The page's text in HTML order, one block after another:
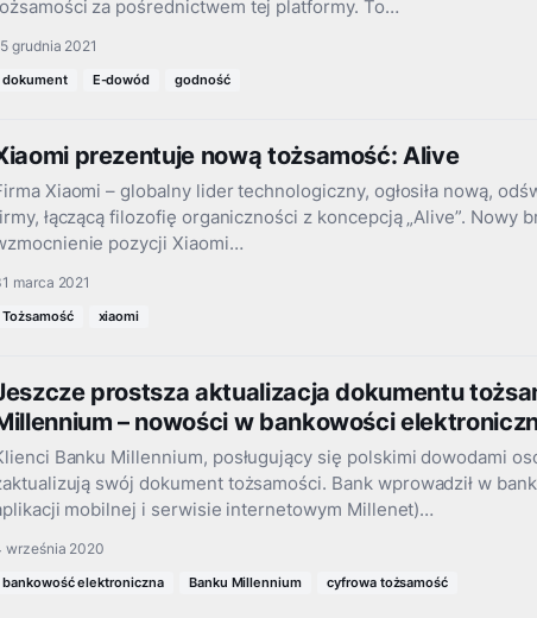
za pośrednictwem tej platformy. To…
grudnia 2021
dokument E-dowód godność
prezentuje nową tożsamość: Alive
Xiaomi – globalny lider technologiczny, ogłosiła nową,
łączącą filozofię organiczności z koncepcją „Alive”. Nowy
pozycji Xiaomi…
marca 2021
Tożsamość xiaomi
prostsza aktualizacja dokumentu
– nowości w bankowości
Banku Millennium, posługujący się polskimi dowodami
swój dokument tożsamości. Bank wprowadził w
mobilnej i serwisie internetowym Millenet)…
września 2020
bankowość elektroniczna Banku Millennium cyfrowa tożsamość